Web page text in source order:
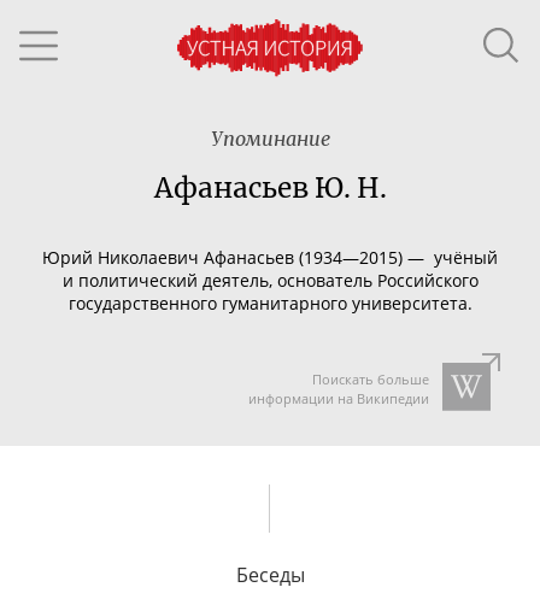
Упоминание
Афанасьев Ю. Н.
Юрий Николаевич Афанасьев (1934—2015) — учёный
и политический деятель, основатель Российского
государственного гуманитарного университета.
Поискать больше
информации на Википедии
Беседы